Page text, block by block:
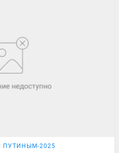
ПУТИНЫМ-2025